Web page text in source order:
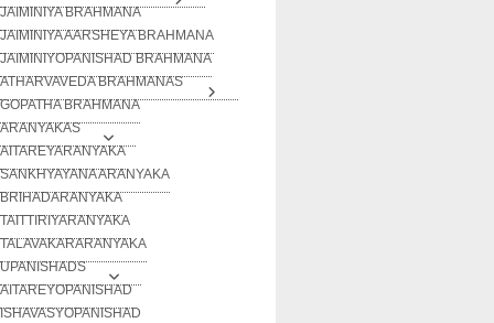
JAIMINIYA BRAHMANA
JAIMINIYA AARSHEYA BRAHMANA
JAIMINIYOPANISHAD BRAHMANA
ATHARVAVEDA BRAHMANAS
GOPATHA BRAHMANA
ARANYAKAS
AITAREYARANYAKA
SANKHYAYANA ARANYAKA
BRIHADARANYAKA
TAITTIRIYARANYAKA
TALAVAKARARANYAKA
UPANISHADS
AITAREYOPANISHAD
ISHAVASYOPANISHAD